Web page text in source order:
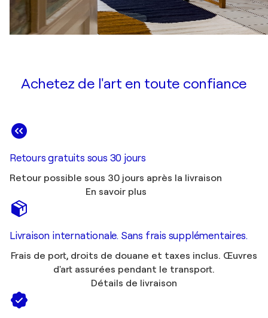
Achetez de l'art en toute confiance
Retours gratuits sous 30 jours
Retour possible sous 30 jours après la livraison
En savoir plus
Livraison internationale. Sans frais supplémentaires.
Frais de port, droits de douane et taxes inclus. Œuvres
d'art assurées pendant le transport.
Détails de livraison